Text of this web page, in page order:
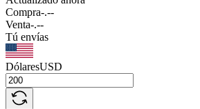
Compra-.--
Venta-.--
Tú envías
DólaresUSD